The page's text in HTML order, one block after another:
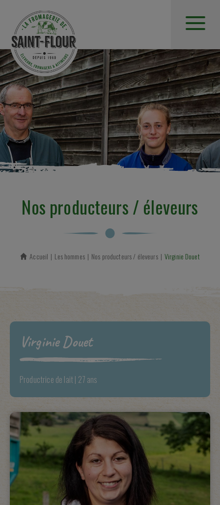
Nos producteurs / éleveurs
Accueil Les hommes Nos producteurs / éleveurs En cours :
Virginie Douet
Virginie Douet
Productrice de lait| 27 ans